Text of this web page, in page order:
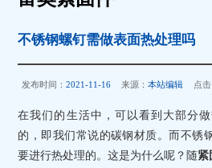
不锈钢螺钉需做表面热处理吗
发布时间：2021-11-16 来源：本站编辑 点击
在我们的生活中，可以看到大部分
的，即我们常说的碳钢材质。而不锈
要进行热处理的。这是为什么呢？随紧